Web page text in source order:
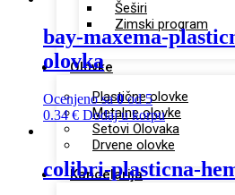
Šeširi
Zimski program
Olovke
Plastične olovke
Metalne olovke
Setovi Olovaka
Drvene olovke
Kancelarija
bay-maxema-
olovka
Ocenjeno sa0od 5
0.34€ Dodaj u korpu
colibri-plasticna-